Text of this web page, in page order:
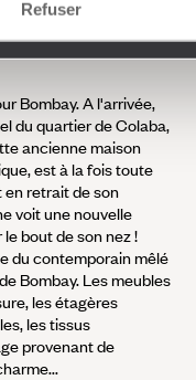
Refuser
Bombay. A l'arrivée,
du quartier de Colaba,
ancienne maison
est à la fois toute
retrait de son
voit une nouvelle
bout de son nez !
du contemporain mêlé
Bombay. Les meubles
les étagères
les tissus
provenant de